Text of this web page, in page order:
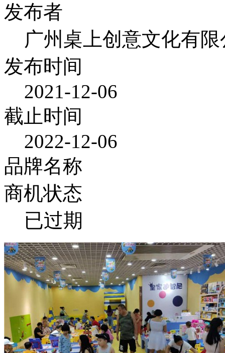
发布者
广州桌上创意文化有
发布时间
2021-12-06
截止时间
2022-12-06
品牌名称
商机状态
已过期